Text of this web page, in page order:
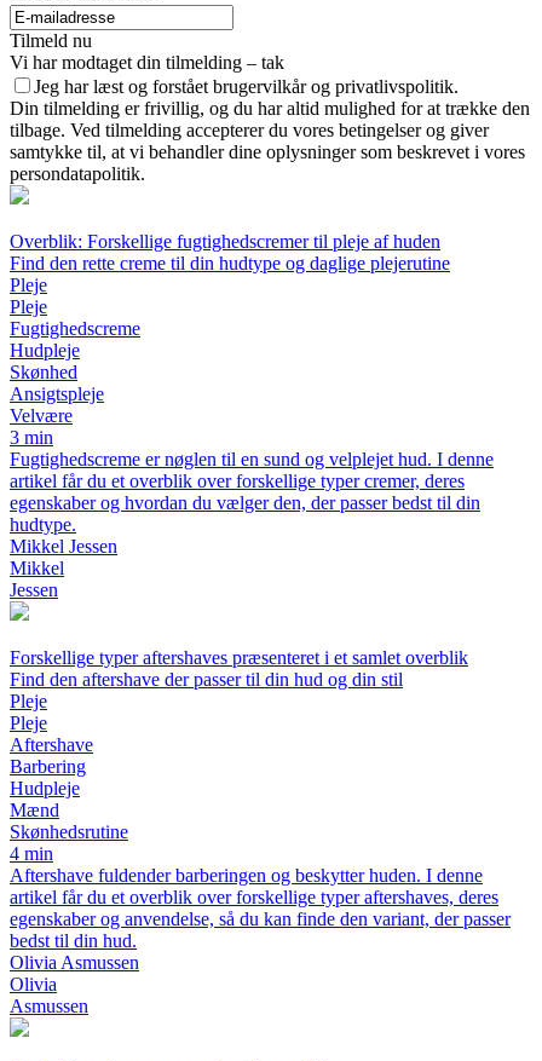
Tilmeld nu
Vi har modtaget din tilmelding – tak
Jeg har læst og forstået brugervilkår og privatlivspolitik.
Din tilmelding er frivillig, og du har altid mulighed for at trække den
tilbage. Ved tilmelding accepterer du vores betingelser og giver
samtykke til, at vi behandler dine oplysninger som beskrevet i vores
persondatapolitik.
Overblik: Forskellige fugtighedscremer til pleje af huden
Find den rette creme til din hudtype og daglige plejerutine
Pleje
Pleje
Fugtighedscreme
Hudpleje
Skønhed
Ansigtspleje
Velvære
3 min
Fugtighedscreme er nøglen til en sund og velplejet hud. I denne
artikel får du et overblik over forskellige typer cremer, deres
egenskaber og hvordan du vælger den, der passer bedst til din
hudtype.
Mikkel Jessen
Mikkel
Jessen
Forskellige typer aftershaves præsenteret i et samlet overblik
Find den aftershave der passer til din hud og din stil
Pleje
Pleje
Aftershave
Barbering
Hudpleje
Mænd
Skønhedsrutine
4 min
Aftershave fuldender barberingen og beskytter huden. I denne
artikel får du et overblik over forskellige typer aftershaves, deres
egenskaber og anvendelse, så du kan finde den variant, der passer
bedst til din hud.
Olivia Asmussen
Olivia
Asmussen